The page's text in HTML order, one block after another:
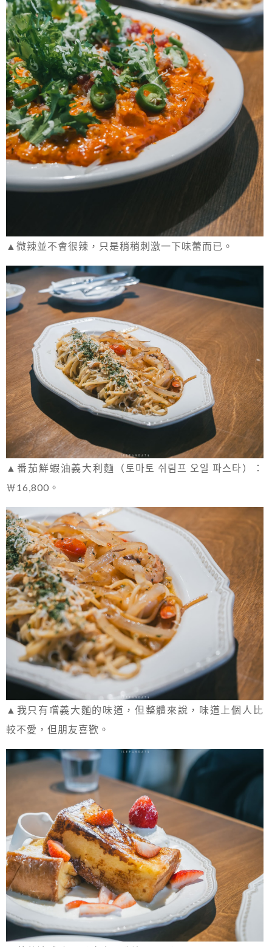
▲微辣並不會很辣，只是稍稍刺激一下味蕾而已。
▲番茄鮮蝦油義大利麵（토마토 쉬림프 오일 파스타）：
￦16,800。
▲我只有嚐義大麵的味道，但整體來說，味道上個人比
較不愛，但朋友喜歡。